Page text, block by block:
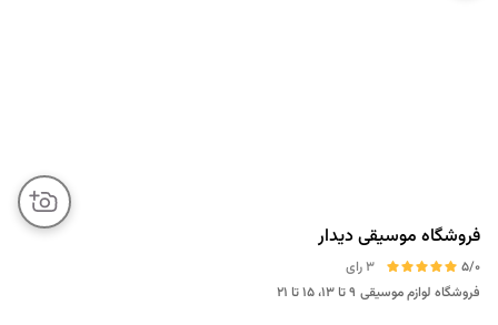
فروشگاه موسیقی دیدار
5/0
3 رای
فروشگاه لوازم موسیقی ۹ تا ۱۳، ۱۵ تا ۲۱